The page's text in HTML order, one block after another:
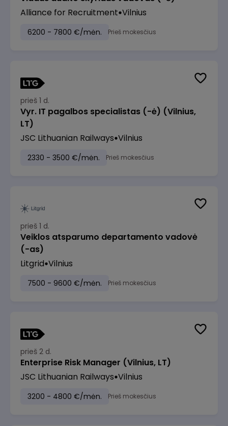
Alliance for Recruitment Vilnius
6200 - 7800 €/mėn. Prieš mokesčius
prieš 1 d.
Vyr. IT pagalbos specialistas (-ė) (Vilnius,
LT)
JSC Lithuanian Railways Vilnius
2330 - 3500 €/mėn. Prieš mokesčius
prieš 1 d.
Veiklos atsparumo departamento vadovė
(-as)
Litgrid Vilnius
7500 - 9600 €/mėn. Prieš mokesčius
prieš 2 d.
Enterprise Risk Manager (Vilnius, LT)
JSC Lithuanian Railways Vilnius
3200 - 4800 €/mėn. Prieš mokesčius